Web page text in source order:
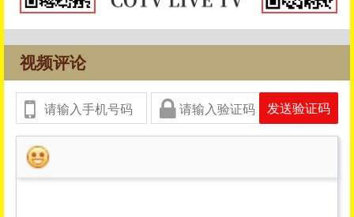
视频评论
发送验证码